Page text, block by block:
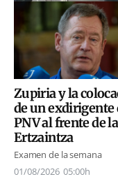
Zupiria y la
de un exdirigente
PNV al frente de la
Ertzaintza
Examen de la semana
01/08/2026 05:00h